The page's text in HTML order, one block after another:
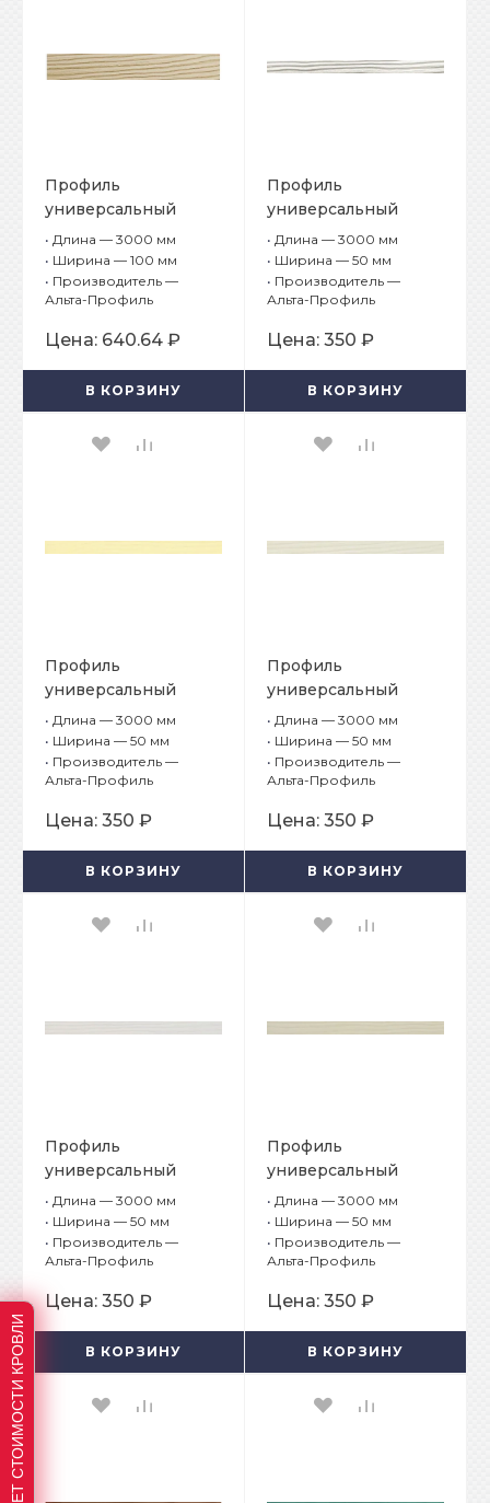
Профиль
универсальный
Альта-Борд Тимбер
ВС-100 Липа
• Длина — 3000 мм
• Ширина — 100 мм
• Производитель —
Альта-Профиль
Цена: 640.64 ₽
В КОРЗИНУ
Профиль
универсальный
Альта-Борд Тимбер
ВС-50 Пихта
• Длина — 3000 мм
• Ширина — 50 мм
• Производитель —
Альта-Профиль
Цена: 350 ₽
В КОРЗИНУ
Профиль
универсальный
Альта-Борд Стандарт
ВС-50 Жёлтый
• Длина — 3000 мм
• Ширина — 50 мм
• Производитель —
Альта-Профиль
Цена: 350 ₽
В КОРЗИНУ
Профиль
универсальный
Альта-Борд Стандарт
ВС-50 Кремовый
• Длина — 3000 мм
• Ширина — 50 мм
• Производитель —
Альта-Профиль
Цена: 350 ₽
В КОРЗИНУ
Профиль
универсальный
Альта-Борд Стандарт
ВС-50 Белый
• Длина — 3000 мм
• Ширина — 50 мм
• Производитель —
Альта-Профиль
Цена: 350 ₽
В КОРЗИНУ
Профиль
универсальный
Альта-Борд Стандарт
ВС-50 Бежевый
• Длина — 3000 мм
• Ширина — 50 мм
• Производитель —
Альта-Профиль
Цена: 350 ₽
В КОРЗИНУ
РАСЧЕТ СТОИМОСТИ КРОВЛИ